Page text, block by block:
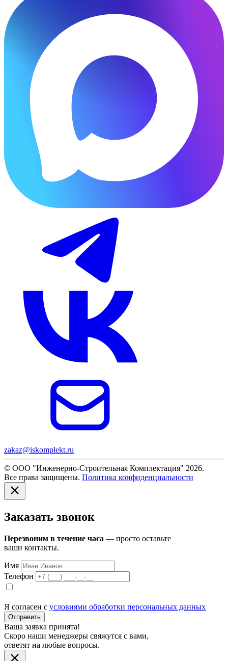
zakaz@iskomplekt.ru
© ООО "Инженерно-Строительная Комплектация" 2026.
Все права защищены. Политика конфиденциальности
Заказать звонок
Перезвоним в течение часа — просто оставьте
ваши контакты.
Имя
Телефон
Я согласен с условиями обработки персональных данных
Отправить
Ваша заявка принята!
Скоро наши менеджеры свяжутся с вами,
ответят на любые вопросы.